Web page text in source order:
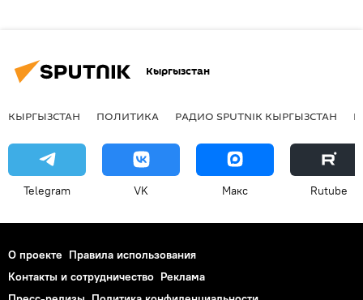
Кыргызстан
КЫРГЫЗСТАН ПОЛИТИКА РАДИО SPUTNIK КЫРГЫЗСТАН
Telegram VK Макс Rutube
О проекте Правила использования
Контакты и сотрудничество Реклама